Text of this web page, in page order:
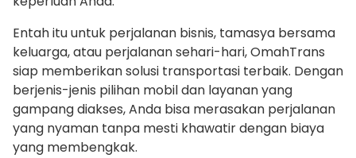
Entah itu untuk perjalanan bisnis, tamasya bersama
keluarga, atau perjalanan sehari-hari, OmahTrans
siap memberikan solusi transportasi terbaik. Dengan
berjenis-jenis pilihan mobil dan layanan yang
gampang diakses, Anda bisa merasakan perjalanan
yang nyaman tanpa mesti khawatir dengan biaya
yang membengkak.